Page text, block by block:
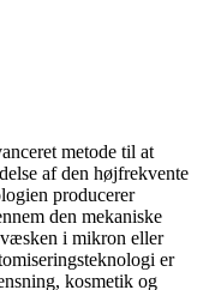
metode til at
af den højfrekvente
producerer
den mekaniske
i mikron eller
er
kosmetik og